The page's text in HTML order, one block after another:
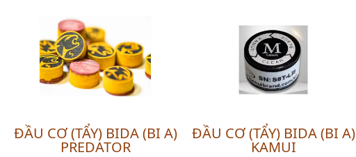
ĐẦU CƠ (TẨY) BIDA (BI A)
PREDATOR
ĐẦU CƠ (TẨY) BIDA (BI A)
KAMUI